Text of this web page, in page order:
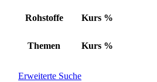
Rohstoffe Kurs %
Themen Kurs %
Erweiterte Suche